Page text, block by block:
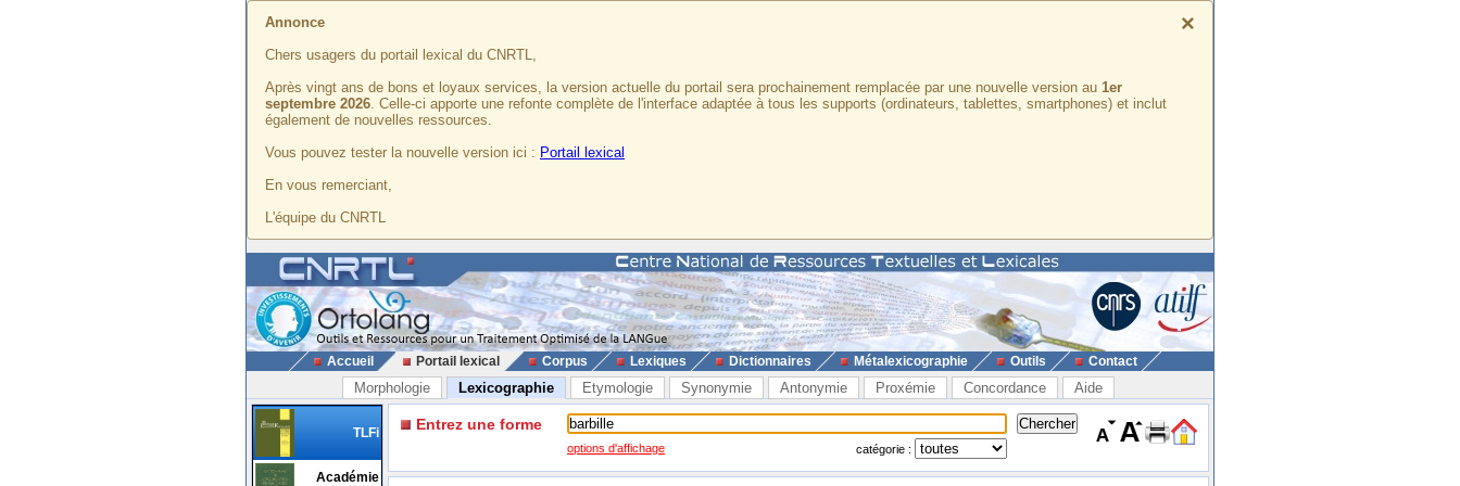
×
Annonce
Chers usagers du portail lexical du CNRTL,
Après vingt ans de bons et loyaux services, la version actuelle du portail sera prochainement remplacée par une nouvelle version au 1er
septembre 2026. Celle-ci apporte une refonte complète de l'interface adaptée à tous les supports (ordinateurs, tablettes, smartphones) et inclut
également de nouvelles ressources.
Vous pouvez tester la nouvelle version ici : Portail lexical
En vous remerciant,
L'équipe du CNRTL
Accueil Portail lexical Corpus Lexiques Dictionnaires Métalexicographie Outils Contact
Morphologie Lexicographie Etymologie Synonymie Antonymie Proxémie Concordance Aide
TLFi
Académie
Entrez une forme
options d'affichage catégorie :